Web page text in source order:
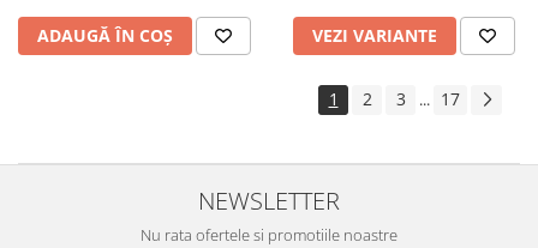
ADAUGĂ ÎN COȘ VEZI VARIANTE
1 2 3 ... 17
NEWSLETTER
Nu rata ofertele si promotiile noastre